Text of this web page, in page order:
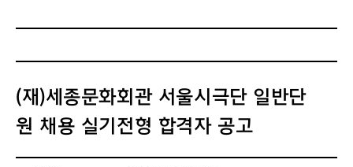
(재)세종문화회관 서울시극단 일반단
원 채용 실기전형 합격자 공고